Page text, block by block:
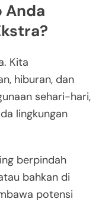
Anda
Kita
hiburan, dan
sehari-hari,
lingkungan
berpindah
bahkan di
potensi